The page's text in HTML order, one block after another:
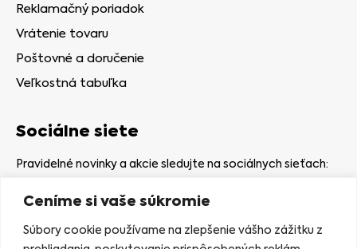
Ceníme si vaše súkromie
Súbory cookie používame na zlepšenie vášho zážitku z
Reklamačný poriadok
Vrátenie tovaru
Poštovné a doručenie
Veľkostná tabuľka
Sociálne siete
Pravidelné novinky a akcie sledujte na sociálnych sieťach: